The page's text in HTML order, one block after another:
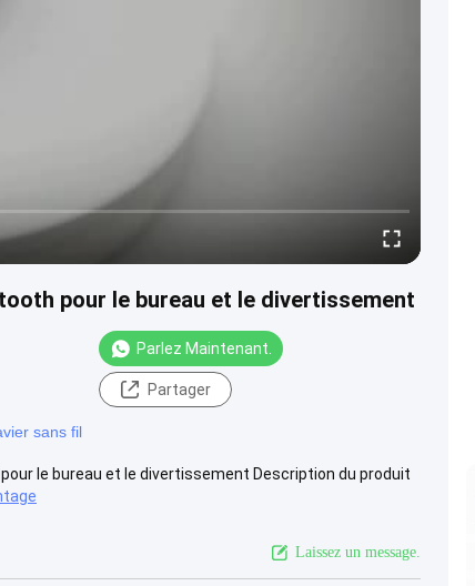
pour le bureau et le divertissement
Parlez Maintenant.
Partager
sans fil
le bureau et le divertissement Description du produit
Laissez un message.